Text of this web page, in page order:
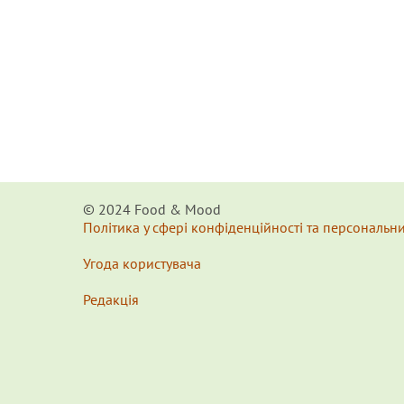
© 2024 Food & Мood
Політика у сфері конфіденційності та
Угода користувача
Редакція